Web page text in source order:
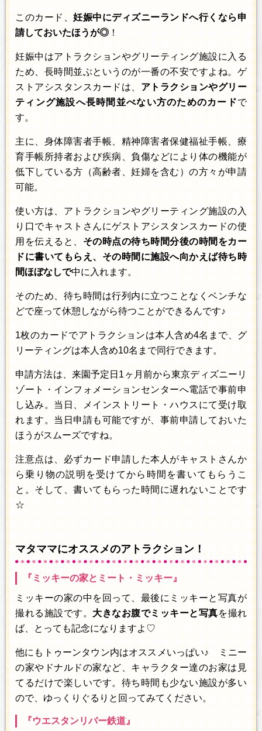
このカード、妊娠中にディズニーランドへ行くなら申
請しておいたほうが◎ ！
妊娠中はアトラクションやグリーティング施設に入る
ため、長時間並ぶというのが一番の不安ですよね。ゲ
ストアシスタンスカードは、 アトラクションやグリー
ティング施設へ長時間並べない方のためのカードで
す。
主に、身体障害者手帳、精神障害者保健福祉手帳、療
育手帳所持者および疾病、負傷などにより体の機能が
低下している方（高齢者、妊婦を含む）の方々が申請
可能。
使い方は、アトラクションやグリーティング施設の入
り口でキャストさんにゲストアシスタンスカードの使
用を伝えると、 その時点の待ち時間分後の時間をカー
ドに書いてもらえ、その時間に施設へ向かえば待ち時
間ほぼなしで中に入れます。
そのため、待ち時間は行列内に立つことなくベンチな
どで座って休憩しながら待つことができるんです♪
1枚のカードでアトラクションは本人含め4名まで、グ
リーティングは本人含め10名まで同行できます。
申請方法は、来園予定日1ヶ月前から東京ディズニーリ
ゾート・インフォメーションセンターへ電話で事前申
し込み。当日、メインストリート・ハウスにて受け取
れます。当日申請も可能ですが、事前申請しておいた
ほうがスムーズですね。
注意点は、必ずカード申請した本人がキャストさんか
ら乗り物の説明を受けてから時間を書いてもらうこ
と。そして、書いてもらった時間に遅れないことです
☆
マタママにオススメのアトラクション！
『ミッキーの家とミート・ミッキー』
ミッキーの家の中を回って、最後にミッキーと写真が
撮れる施設です。 大きなお腹でミッキーと写真を撮れ
ば、とっても記念になりますよ♡
他にもトゥーンタウン内はオススメいっぱい♪ ミニー
の家やドナルドの家など、キャラクター達のお家は見
てるだけで楽しいです。待ち時間も少ない施設が多い
ので、ゆっくりぐるりと回ってみてください。
『ウエスタンリバー鉄道』